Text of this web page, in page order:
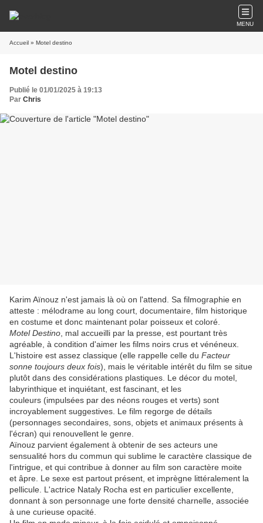
MENU
Accueil » Motel destino
Motel destino
Publié le 01/01/2025 à 19:13
Par Chris
Karim Aïnouz n'est jamais là où on l'attend. Sa filmographie en
atteste : mélodrame au long court, documentaire, film historique
en costume et donc maintenant polar poisseux et coloré.
Motel Destino , mal accueilli par la presse, est pourtant très
agréable, à condition d'aimer les films noirs crus et vénéneux.
L'histoire est assez classique (elle rappelle celle du Facteur
sonne toujours deux fois), mais le véritable intérêt du film se situe
plutôt dans des considérations plastiques. Le décor du motel,
labyrinthique et inquiétant, est fascinant, et les
couleurs (impulsées par des néons rouges et verts) sont
incroyablement suggestives. Le film regorge de détails
(personnages secondaires, sons, objets et animaux présents à
l'écran) qui renouvellent le genre.
Aïnouz parvient également à obtenir de ses acteurs une
sensualité hors du commun qui sublime le caractère classique de
l'intrigue, et qui contribue à donner au film son caractère moite
et âpre. Le sexe est partout présent, et imprègne littéralement la
pellicule. L'actrice Nataly Rocha est en particulier excellente,
donnant à son personnage une forte densité charnelle, associée
à une curieuse opacité.